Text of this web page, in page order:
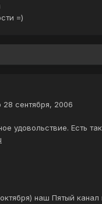
=)
28 сентября, 2006
удовольствие. Есть
наш Пятый канал